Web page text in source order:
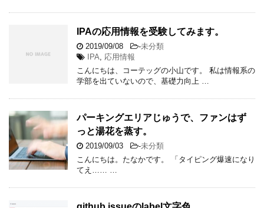
IPAの応用情報を受験してみます。
2019/09/08 -未分類
IPA
応用情報
こんにちは、コーテッグの小山です。 私は情報系の
学部を出ていないので、基礎力向上 …
パーキングエリアじゅうで、ファンはず
っと湯花を蒸す。
2019/09/03 -未分類
こんにちは。たなかです。 「タイピング爆速になり
てえ…… …